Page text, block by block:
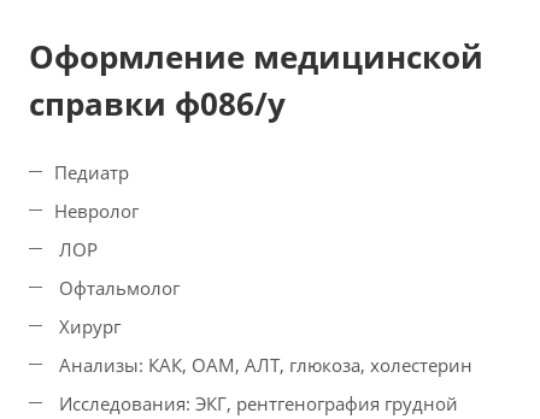
Оформление медицинской
справки ф086/у
Педиатр
Невролог
ЛОР
Офтальмолог
Хирург
Анализы: КАК, ОАМ, АЛТ, глюкоза, холестерин
Исследования: ЭКГ, рентгенография грудной